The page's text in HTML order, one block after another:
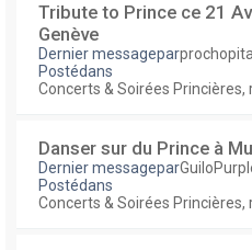
Tribute to Prince ce 21
Genève
Dernier messageparprochopital
Postédans
Concerts & Soirées Princières,
Danser sur du Prince à
Dernier messagepar
Postédans
Concerts & Soirées Princières,